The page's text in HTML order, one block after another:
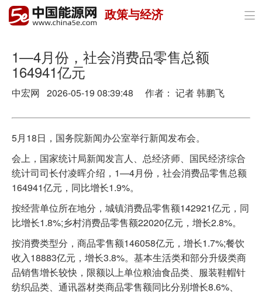
首页
政策与经济
电力
新能源
节能环保
分布式能源
政策与经济 
1—4月份，社会消费品零售总额
164941亿元
中宏网 2026-05-19 08:39:48 作者： 记者 韩鹏飞
5月18日，国务院新闻办公室举行新闻发布会。
会上，国家统计局新闻发言人、总经济师、国民经济综合
统计司司长付凌晖介绍，1—4月份，社会消费品零售总额
164941亿元，同比增长1.9%。
按经营单位所在地分，城镇消费品零售额142921亿元，同
比增长1.8%;乡村消费品零售额22020亿元，增长2.8%。
按消费类型分，商品零售额146058亿元，增长1.7%;餐饮
收入18883亿元，增长3.8%。基本生活类和部分升级类商
品销售增长较快，限额以上单位粮油食品类、服装鞋帽针
纺织品类、通讯器材类商品零售额同比分别增长8.6%、